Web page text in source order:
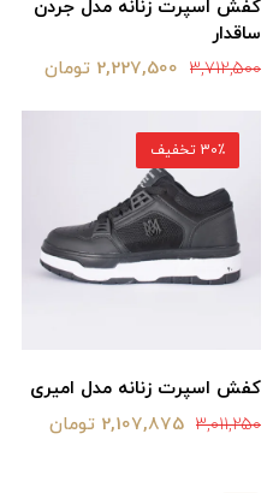
کفش اسپرت زنانه مدل جردن
ساقدار
3,712,500 2,227,500 تومان
کفش اسپرت زنانه مدل امیری
3,011,250 2,107,875 تومان
30٪ تخفیف